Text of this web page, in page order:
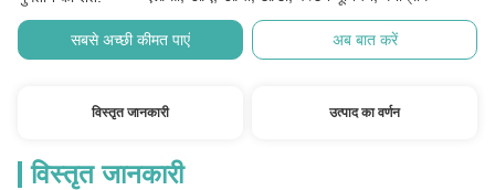
सबसे अच्छी कीमत पाएं अब बात करें
विस्तृत जानकारी उत्पाद का वर्णन
विस्तृत जानकारी